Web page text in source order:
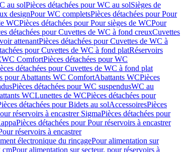
au solPièces détachées pour WC au solSièges de
designPour WC completsPièces détachées pour Pour
WCPièces détachées pour Pour sièges de WCPour
détachées pour Cuvettes de WC à fond creuxCuvettes
attenantPièces détachées pour Cuvettes de WC à
pour Cuvettes de WC à fond platRéservoirs
WC ComfortPièces détachées pour WC
détachées pour Cuvettes de WC à fond plat
pour Abattants WC ComfortAbattants WCPièces
Pièces détachées pour WC suspendusWC au
WCLunettes de WCPièces détachées pour
détachées pour Bidets au solAccessoiresPièces
réservoirs à encastrer SigmaPièces détachées pour
Pièces détachées pour Pour réservoirs à encastrer
réservoirs à encastrer
électronique du rinçagePour alimentation sur
cmPour alimentation sur secteur, pour réservoirs à